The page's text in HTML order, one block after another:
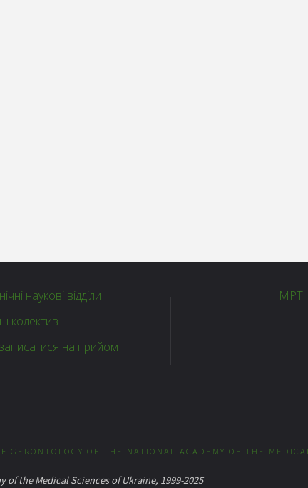
наукові відділи
колектив
на прийом
МРТ
GERONTOLOGY OF THE NATIONAL ACADEMY OF THE
the Medical Sciences of Ukraine, 1999-2025